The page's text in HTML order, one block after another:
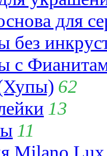
для
без
с
62
13
11